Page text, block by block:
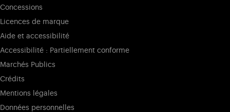
Concessions
Licences de marque
Aide et accessibilité
Accessibilité : Partiellement conforme
Marchés Publics
Crédits
Mentions légales
Données personnelles